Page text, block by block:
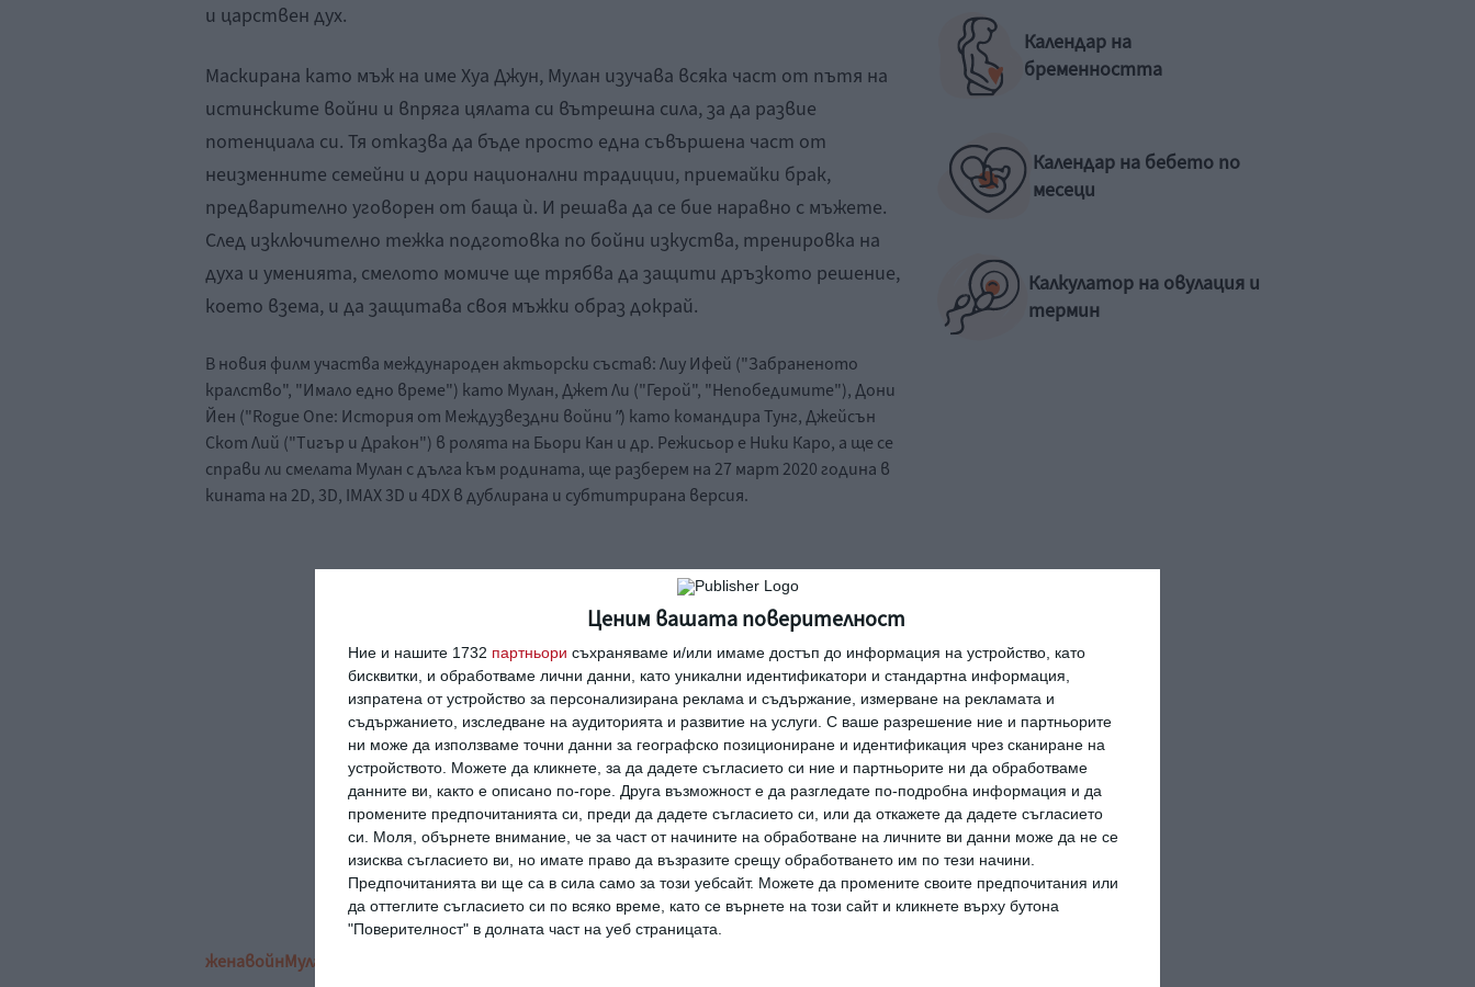
Ценим вашата поверителност
Ние и нашите 1732 партньори съхраняваме и/или имаме достъп до информация на устройство, като
бисквитки, и обработваме лични данни, като уникални идентификатори и стандартна информация,
изпратена от устройство за персонализирана реклама и съдържание, измерване на рекламата и
съдържанието, изследване на аудиторията и развитие на услуги. С ваше разрешение ние и партньорите
ни може да използваме точни данни за географско позициониране и идентификация чрез сканиране на
устройството. Можете да кликнете, за да дадете съгласието си ние и партньорите ни да обработваме
данните ви, както е описано по-горе. Друга възможност е да разгледате по-подробна информация и да
промените предпочитанията си, преди да дадете съгласието си, или да откажете да дадете съгласието
си.
Моля, обърнете внимание, че за част от начините на обработване на личните ви данни може да не се
изисква съгласието ви, но имате право да възразите срещу обработването им по тези начини.
Предпочитанията ви ще са в сила само за този уебсайт. Можете да промените своите предпочитания или
да оттеглите съгласието си по всяко време, като се върнете на този сайт и кликнете върху бутона
"Поверителност" в долната част на уеб страницата.
и царствен дух.
Маскирана като мъж на име Хуа Джун, Мулан изучава всяка част от пътя на
истинските войни и впряга цялата си вътрешна сила, за да развие
потенциала си. Тя отказва да бъде просто една съвършена част от
неизменните семейни и дори национални традиции, приемайки брак,
предварително уговорен от баща ѝ. И решава да се бие наравно с мъжете.
След изключително тежка подготовка по бойни изкуства, тренировка на
духа и уменията, смелото момиче ще трябва да защити дръзкото решение,
което взема, и да защитава своя мъжки образ докрай.
В новия филм участва международен актьорски състав: Лиу Ифей ("Забраненото
кралство", "Имало едно време") като Мулан, Джет Ли ("Герой", "Непобедимите"), Дони
Йен ("Rogue One: История от Междузвездни войни ") като командира Тунг, Джейсън
Скот Лий ("Тигър и Дракон") в ролята на Бьори Кан и др. Режисьор е Ники Каро, а ще се
справи ли смелата Мулан с дълга към родината, ще разберем на 27 март 2020 година в
кината на 2D, 3D, IMAX 3D и 4DX в дублирана и субтитрирана версия.
женавойнМулан
Календар на
бременността
Календар на бебето по
месеци
Калкулатор на овулация и
термин